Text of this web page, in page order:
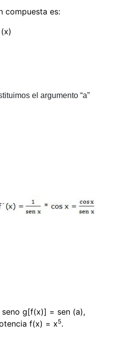
compuesta es:
el argumento “a”
seno g[f(x)] = sen (a),
f(x) = x5.